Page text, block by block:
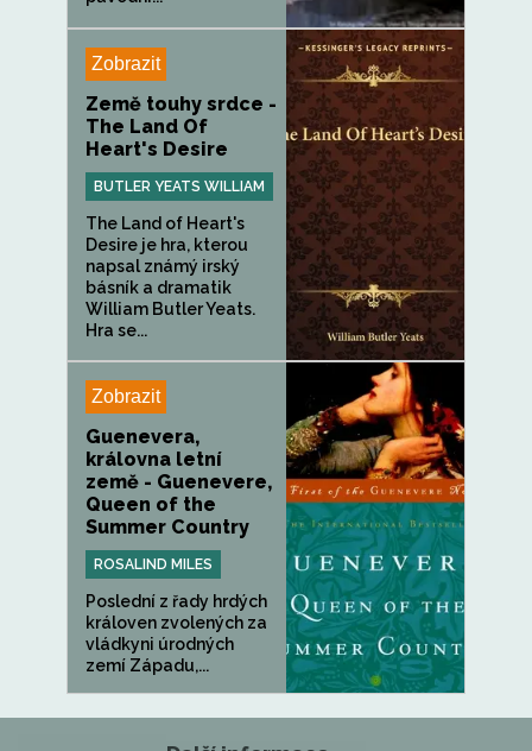
Zobrazit
Země touhy srdce -
The Land Of
Heart's Desire
BUTLER YEATS WILLIAM
The Land of Heart's
Desire je hra, kterou
napsal známý irský
básník a dramatik
William Butler Yeats.
Hra se...
Zobrazit
Guenevera,
královna letní
země - Guenevere,
Queen of the
Summer Country
ROSALIND MILES
Poslední z řady hrdých
královen zvolených za
vládkyni úrodných
zemí Západu,...